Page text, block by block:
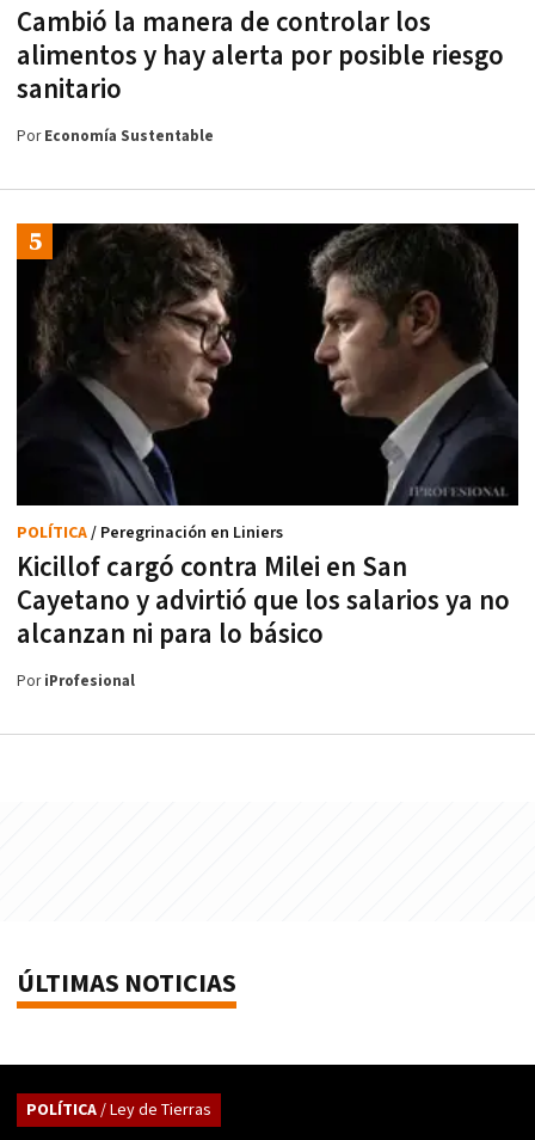
Cambió la manera de controlar los
alimentos y hay alerta por posible riesgo
sanitario
PorEconomía Sustentable
Kicillof cargó contra Milei en San
Cayetano y advirtió que los salarios ya no
alcanzan ni para lo básico
POLÍTICA/ Peregrinación en Liniers
PoriProfesional
ÚLTIMAS NOTICIAS
POLÍTICA/ Ley de Tierras